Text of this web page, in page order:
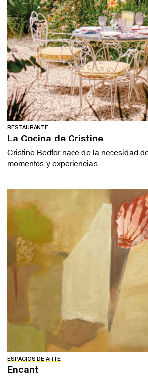
RESTAURANTE
La Cocina de Cristine
Cristine Bedfor nace de la necesidad
momentos y experiencias,...
ESPACIOS DE ARTE
Encant